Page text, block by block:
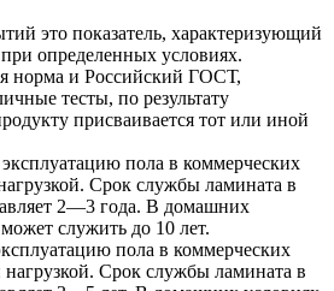
это показатель, характеризующий
определенных условиях.
норма и Российский ГОСТ,
тесты, по результату
присваивается тот или иной
эксплуатацию пола в коммерческих
Срок службы ламината в
2—3 года. В домашних
служить до 10 лет.
пола в коммерческих
Срок службы ламината в